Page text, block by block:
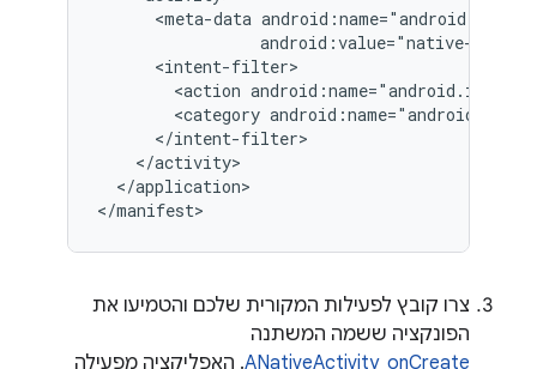
<meta-data
android:value="native-
<action
<category
</application>
צרו קובץ לפעילות המקורית שלכם והטמיעו את
הפונקציה ששמה המשתנה
ANativeActivity_onCreate. האפליקציה מפעילה